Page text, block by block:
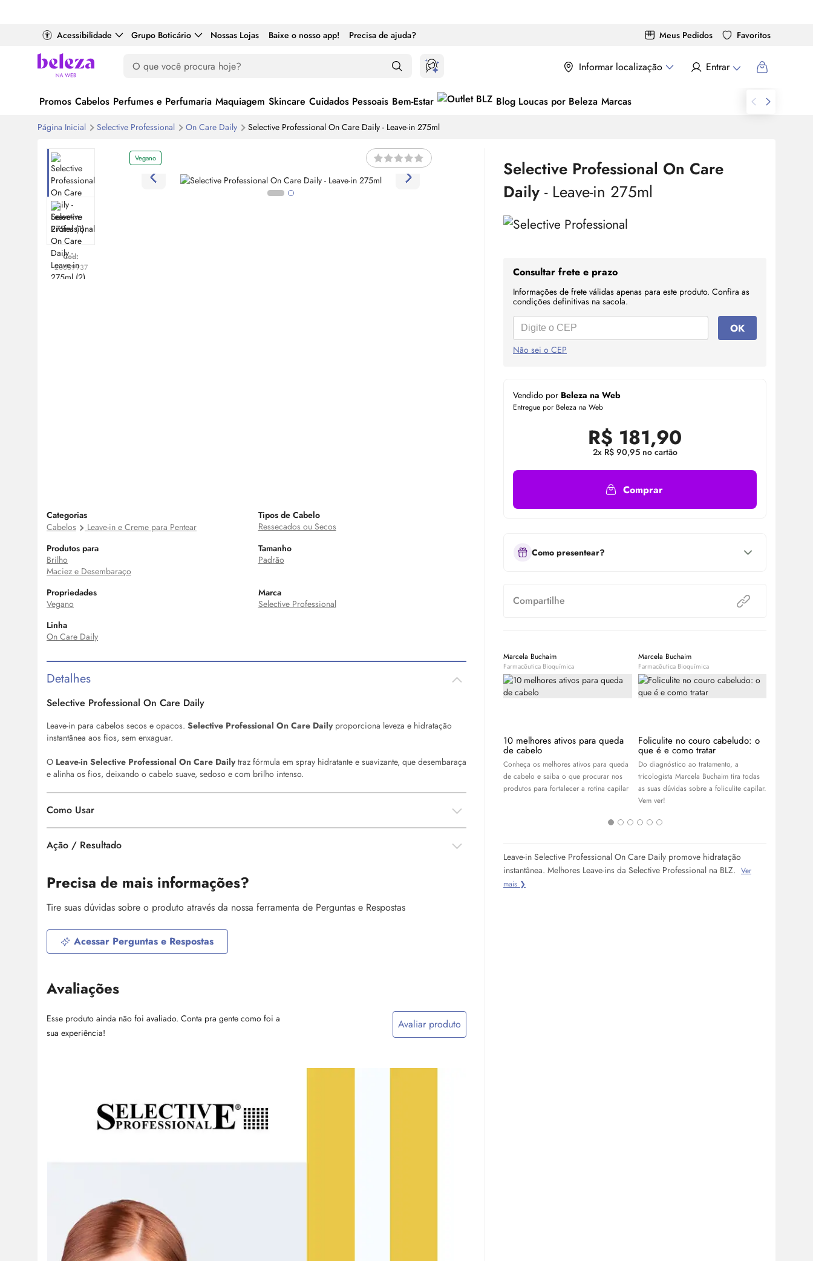
Acessibilidade Grupo Boticário Nossas Lojas Baixe o nosso app! Precisa de ajuda? Meus Pedidos Favoritos
Informar localização Entrar
Promos Cabelos Perfumes e Perfumaria Maquiagem Skincare Cuidados Pessoais Bem-Estar Blog Loucas por Beleza Marcas
Página Inicial Selective Professional On Care Daily Selective Professional On Care Daily - Leave-in 275ml
Selective Professional On Care
Daily - Leave-in 275ml
Consultar frete e prazo
Informações de frete válidas apenas para este produto. Confira as
condições definitivas na sacola.
OK
Não sei o CEP
Vendido por Beleza na Web
Entregue por Beleza na Web
R$ 181,90
2x R$ 90,95 no cartão
Comprar
Como presentear?
Compartilhe
Marcela Buchaim
Farmacêutica Bioquímica
10 melhores ativos para queda
de cabelo
Conheça os melhores ativos para queda
de cabelo e saiba o que procurar nos
produtos para fortalecer a rotina capilar
Marcela Buchaim
Farmacêutica Bioquímica
Foliculite no couro cabeludo: o
que é e como tratar
Do diagnóstico ao tratamento, a
tricologista Marcela Buchaim tira todas
as suas dúvidas sobre a foliculite capilar.
Vem ver!
Leave-in Selective Professional On Care Daily promove hidratação
instantânea. Melhores Leave-ins da Selective Professional na BLZ. Ver
mais ❯
Vegano
Cod:
20059937
Categorias
Cabelos
Leave-in e Creme para Pentear
Tipos de Cabelo
Ressecados ou Secos
Produtos para
Brilho
Maciez e Desembaraço
Tamanho
Padrão
Propriedades
Vegano
Marca
Selective Professional
Linha
On Care Daily
Detalhes
Selective Professional On Care Daily
Leave-in para cabelos secos e opacos. Selective Professional On Care Dailyproporciona leveza e hidratação
instantânea aos fios, sem enxaguar.
O Leave-in Selective Professional On Care Dailytraz fórmula em spray hidratante e suavizante, que desembaraça
e alinha os fios, deixando o cabelo suave, sedoso e com brilho intenso.
Como Usar
Ação / Resultado
Precisa de mais informações?
Tire suas dúvidas sobre o produto através da nossa ferramenta de Perguntas e Respostas
Acessar Perguntas e Respostas
Avaliações
Esse produto ainda não foi avaliado. Conta pra gente como foi a
sua experiência!
Avaliar produto